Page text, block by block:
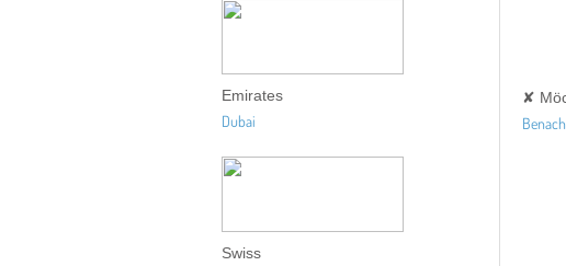
✘
Emirates
Dubai
Swiss